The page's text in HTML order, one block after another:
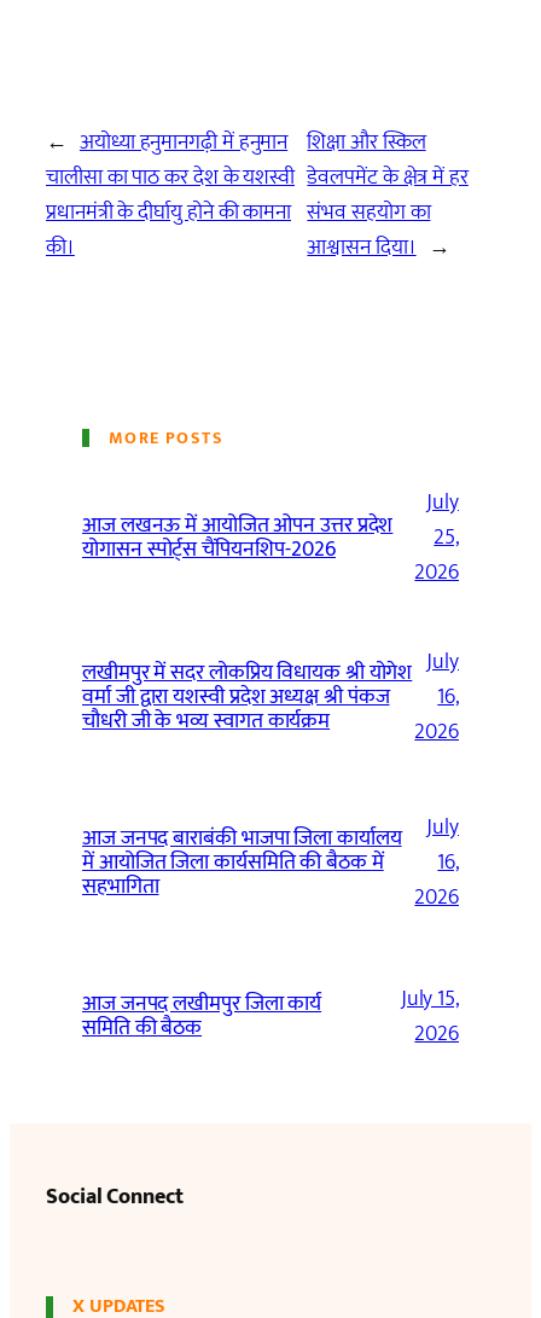
← अयोध्या हनुमानगढ़ी में हनुमान
चालीसा का पाठ कर देश के यशस्वी
प्रधानमंत्री के दीर्घायु होने की कामना
की।
शिक्षा और स्किल
डेवलपमेंट के क्षेत्र में हर
संभव सहयोग का
आश्वासन दिया। →
MORE POSTS
आज लखनऊ में आयोजित ओपन उत्तर प्रदेश
योगासन स्पोर्ट्स चैंपियनशिप-2026
July
25,
2026
लखीमपुर में सदर लोकप्रिय विधायक श्री योगेश
वर्मा जी द्वारा यशस्वी प्रदेश अध्यक्ष श्री पंकज
चौधरी जी के भव्य स्वागत कार्यक्रम
July
16,
2026
आज जनपद बाराबंकी भाजपा जिला कार्यालय
में आयोजित जिला कार्यसमिति की बैठक में
सहभागिता
July
16,
2026
आज जनपद लखीमपुर जिला कार्य
समिति की बैठक
July 15,
2026
Social Connect
X UPDATES